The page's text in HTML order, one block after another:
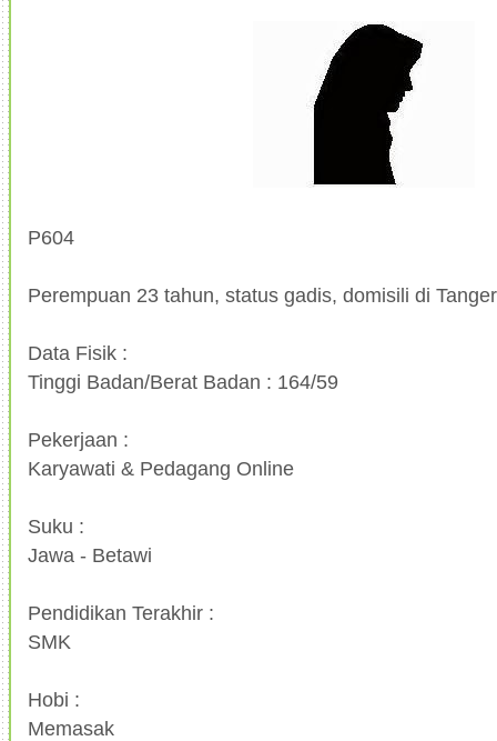
P604
Perempuan 23 tahun, status gadis, domisili di
Data Fisik :
Tinggi Badan/Berat Badan : 164/59
Pekerjaan :
Karyawati & Pedagang Online
Suku :
Jawa - Betawi
Pendidikan Terakhir :
SMK
Hobi :
Memasak